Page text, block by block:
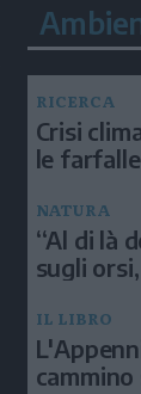
RICERCA
Crisi
le
NATURA
“Al di là
sugli
IL LIBRO